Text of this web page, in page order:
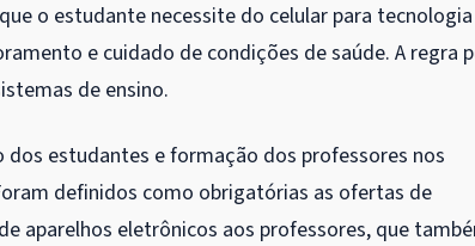
o estudante necessite do celular para tecnologia
e cuidado de condições de saúde. A regra
de ensino.
estudantes e formação dos professores nos
definidos como obrigatórias as ofertas de
aparelhos eletrônicos aos professores, que